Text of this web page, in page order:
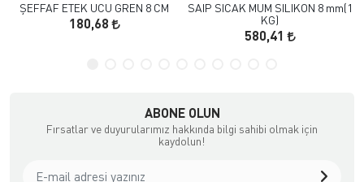
ŞEFFAF ETEK UCU GREN 8 CM
180,68
SAIP SICAK MUM SILIKON 8 mm(1
KG)
580,41
ABONE OLUN
Fırsatlar ve duyurularımız hakkında bilgi sahibi olmak için
kaydolun!